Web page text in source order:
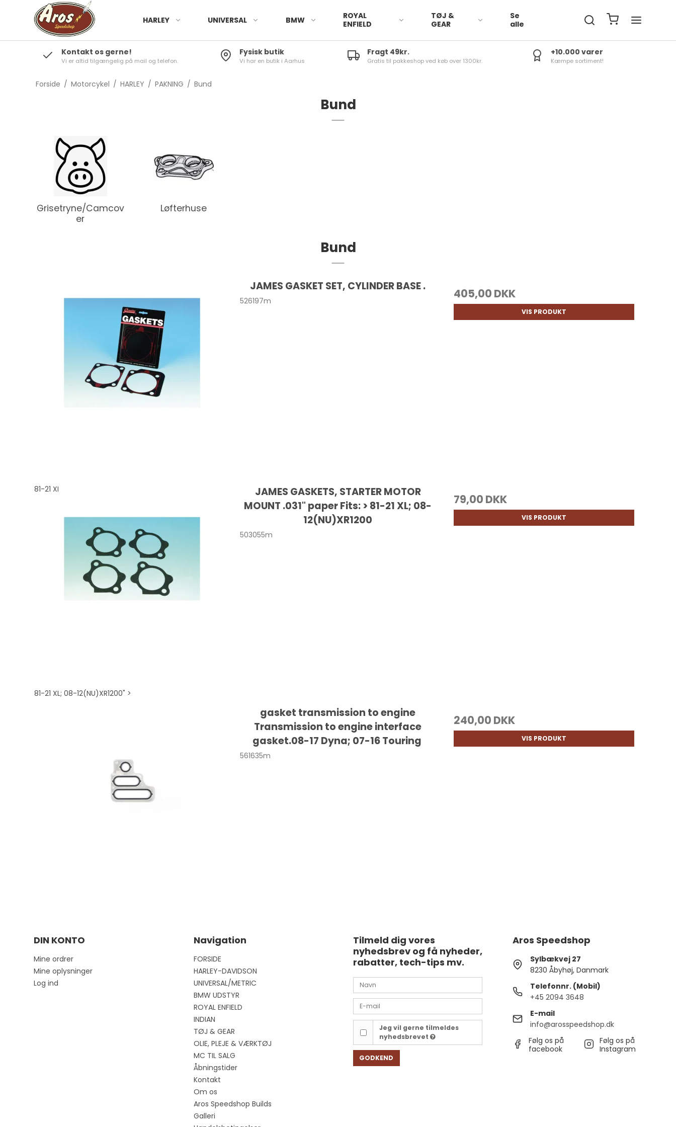
HARLEY UNIVERSAL BMW
ROYAL
ENFIELD
TØJ &
GEAR
Se
alle
Kontakt os gerne!
Vi er altid tilgængelig på mail og telefon.
Fysisk butik
Vi har en butik i Aarhus
Fragt 49kr.
Gratis til pakkeshop ved køb over 1300kr.
+10.000 varer
Kæmpe sortiment!
Forside / Motorcykel / HARLEY / PAKNING / Bund
Bund
Grisetryne/Camcov
er
Løfterhuse
Bund
JAMES GASKET SET, CYLINDER BASE .
526197m 405,00 DKK
VIS PRODUKT
81-21 XL; 08-12(NU)XR1200">
81-21 XL; 08-12(NU)XR1200" >
JAMES GASKETS, STARTER MOTOR
MOUNT .031" paper Fits: > 81-21 XL; 08-
12(NU)XR1200
503055m
79,00 DKK
VIS PRODUKT
gasket transmission to engine
Transmission to engine interface
gasket.08-17 Dyna; 07-16 Touring
561635m
240,00 DKK
VIS PRODUKT
DIN KONTO
Mine ordrer
Mine oplysninger
Log ind
Navigation
FORSIDE
HARLEY-DAVIDSON
UNIVERSAL/METRIC
BMW UDSTYR
ROYAL ENFIELD
INDIAN
TØJ & GEAR
OLIE, PLEJE & VÆRKTØJ
MC TIL SALG
Åbningstider
Kontakt
Om os
Aros Speedshop Builds
Galleri
Tilmeld dig vores
nyhedsbrev og få nyheder,
rabatter, tech-tips mv.
Jeg vil gerne tilmeldes
nyhedsbrevet
GODKEND
Aros Speedshop
Sylbækvej 27
8230 Åbyhøj, Danmark
Telefonnr. (Mobil)
+45 2094 3648
E-mail
info@arosspeedshop.dk
Følg os på
facebook
Følg os på
Instagram